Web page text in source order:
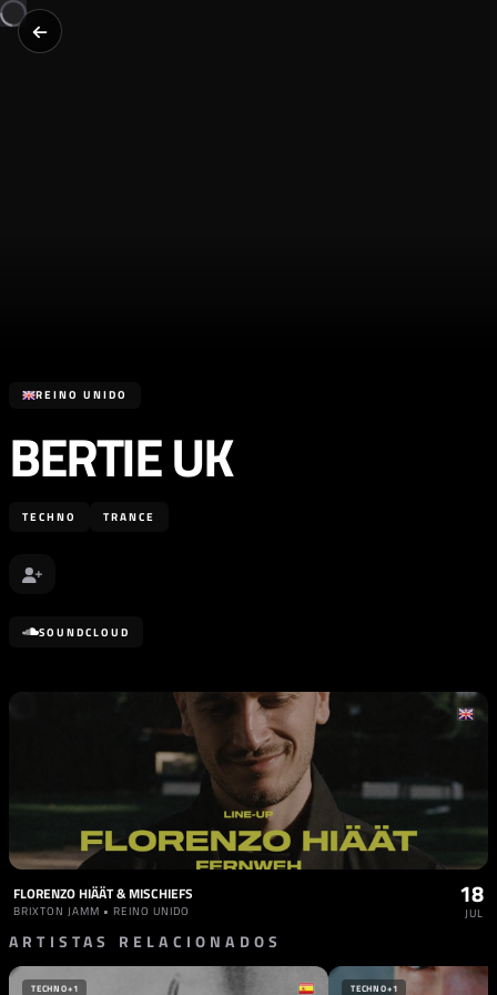
REINO UNIDO
BERTIE UK
TECHNO TRANCE
SOUNDCLOUD
FLORENZO HIÄÄT & MISCHIEFS
BRIXTON JAMM • REINO UNIDO
18
JUL
ARTISTAS RELACIONADOS
TECHNO+1 TECHNO+1